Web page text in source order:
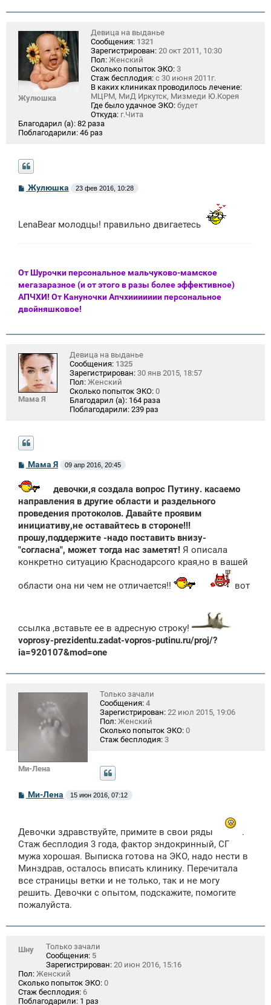
и
Жулюшка
Девица на выданье
Сообщения: 1321
Зарегистрирован: 20 окт 2011, 10:30
Пол: Женский
Сколько попыток ЭКО: 3
Стаж бесплодия: с 30 июня 2011г.
В каких клиниках проводилось лечение:
МЦРМ, МиД Иркутск, Мизмеди Ю.Корея
Где было удачное ЭКО: будет
Откуда: г.Чита
Благодарил (а): 82 раза
Поблагодарили: 46 раз
С
о
е
Жулюшка 23 фев 2016, 10:28
LenaBear молодцы! правильно двигаетесь
От Шурочки персональное мальчуково-мамское
мегазаразное (и от этого в разы более эффективное)
АПЧХИ! От Кануночки Апчхиииииии персональное
двойняшковое!
Мама Я
Девица на выданье
Сообщения: 1325
Зарегистрирован: 30 янв 2015, 18:57
Пол: Женский
Сколько попыток ЭКО: 0
Благодарил (а): 164 раза
Поблагодарили: 239 раз
С
о
о
б
е
н
и
е
Мама Я 09 апр 2016, 20:45
девочки,я создала вопрос Путину. касаемо
направления в другие области и раздельного
проведения протоколов. Давайте проявим
инициативу,не оставайтесь в стороне!!!
прошу,поддержите -надо поставить внизу-
"согласна", может тогда нас заметят! Я описала
конкретно ситуацию Краснодарсого края,но в вашей
области она ни чем не отличается!! вот
ссылка ,вставьте ее в адресную строку!
voprosy-prezidentu.zadat-vopros-putinu.ru/proj/?
ia=920107&mod=one
Ми-Лена
Только зачали
Сообщения: 4
Зарегистрирован: 22 июл 2015, 19:06
Пол: Женский
Сколько попыток ЭКО: 0
Стаж бесплодия: 3
С
о
е
н
е
Ми-Лена 15 июн 2016, 07:12
Девочки здравствуйте, примите в свои ряды
.
Стаж бесплодия 3 года, фактор эндокринный, СГ
мужа хорошая. Выписка готова на ЭКО, надо нести в
Минздрав, осталось вписать клинику. Перечитала
все страницы ветки и не только, так и не могу
решить. Девочки с опытом, подскажите, помогите
пожалуйста.
Шну
Только зачали
Сообщения: 5
Зарегистрирован: 20 июн 2016, 15:16
Пол: Женский
Сколько попыток ЭКО: 0
Стаж бесплодия: 6
Поблагодарили: 1 раз